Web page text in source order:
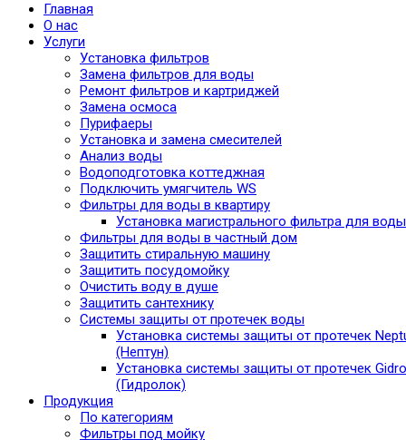
Главная
О нас
Услуги
Установка фильтров
Замена фильтров для воды
Ремонт фильтров и картриджей
Замена осмоса
Пурифаеры
Установка и замена смесителей
Анализ воды
Водоподготовка коттеджная
Подключить умягчитель WS
Фильтры для воды в квартиру
Установка магистрального фильтра для воды
Фильтры для воды в частный дом
Защитить стиральную машину
Защитить посудомойку
Очистить воду в душе
Защитить сантехнику
Системы защиты от протечек воды
Установка системы защиты от протечек
(Нептун)
Установка системы защиты от протечек
(Гидролок)
Продукция
По категориям
Фильтры под мойку